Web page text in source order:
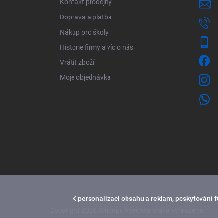
K personalizaci obsahu a reklam,
Kontakt prodejny
Doprava a platba
Nákup pro školy
Historie firmy a víc o nás
Vrátit zboží
Moje objednávka